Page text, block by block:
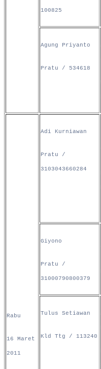
100825
Agung Priyanto
Pratu / 534618
Rabu
16 Maret
2011
Adi Kurniawan
Pratu /
3103043660284
Giyono
Pratu /
31000790800379
Tulus Setiawan
Kld Ttg / 113240